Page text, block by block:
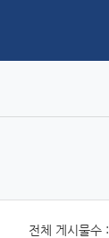
전체 게시물수 :